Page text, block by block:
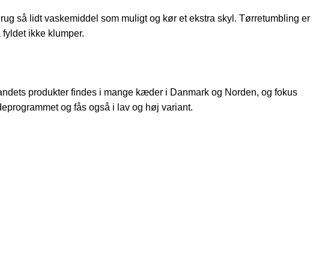
så lidt vaskemiddel som muligt og kør et ekstra skyl. Tørretumbling er
ikke klumper.
produkter findes i mange kæder i Danmark og Norden, og fokus
og fås også i lav og høj variant.